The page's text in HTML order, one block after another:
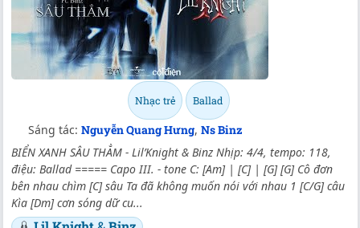
Nhạc trẻ Ballad
Sáng tác: Nguyễn Quang Hưng, Ns Binz
BIỂN XANH SÂU THẲM - Lil’Knight & Binz Nhịp: 4/4, tempo: 118,
điệu: Ballad ===== Capo III. - tone C: [Am] | [C] | [G] [G] Cô đơn
bên nhau chìm [C] sâu Ta đã không muốn nói với nhau 1 [C/G] câu
Kìa [Dm] cơn sóng dữ cu...